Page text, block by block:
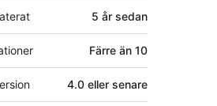
5 år sedan
Färre än 10
4.0 eller senare